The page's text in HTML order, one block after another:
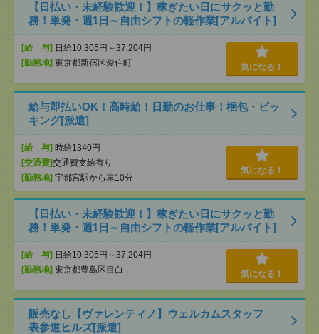
【日払い・未経験歓迎！】稼ぎたい日にサクッと勤
務！単発・週1日～自由シフトの軽作業[アルバイト]
[給 与] 日給10,305円～37,204円
[勤務地] 東京都新宿区愛住町 気になる！
給与即払いOK！高時給！日勤のお仕事！梱包・ピッ
キング[派遣]
[給 与] 時給1340円
[交通費]交通費支給有り
[勤務地] 宇都宮駅から車10分
気になる！
【日払い・未経験歓迎！】稼ぎたい日にサクッと勤
務！単発・週1日～自由シフトの軽作業[アルバイト]
[給 与] 日給10,305円～37,204円
[勤務地] 東京都豊島区目白 気になる！
販売なし【ヴァレンティノ】ウェルカムスタッフ
表参道ヒルズ[派遣]